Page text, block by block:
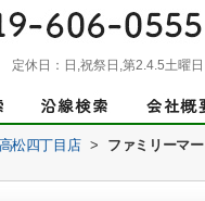
定休日： 日,祝祭日,第2.4.5土曜日
松四丁目店 >
ファミリーマー